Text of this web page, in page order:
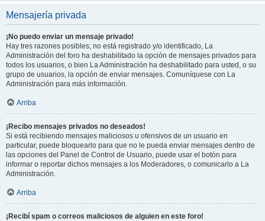
Mensajería privada
¡No puedo enviar un mensaje privado!
Hay tres razones posibles; no está registrado y/o identificado, La
Administración del foro ha deshabilitado la opción de mensajes privados para
todos los usuarios, o bien La Administración ha deshabilitado para usted, o su
grupo de usuarios, la opción de enviar mensajes. Comuníquese con La
Administración para más información.
Arriba
¡Recibo mensajes privados no deseados!
Si está recibiendo mensajes maliciosos u ofensivos de un usuario en
particular, puede bloquearlo para que no le pueda enviar mensajes dentro de
las opciones del Panel de Control de Usuario, puede usar el botón para
informar o reportar dichos mensajes a los Moderadores, o comunicarlo a La
Administración.
Arriba
¡Recibí spam o correos maliciosos de alguien en este foro!